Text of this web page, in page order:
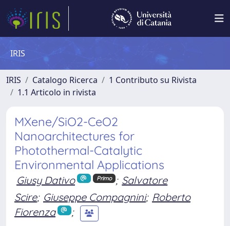
IRIS
IRIS Catalogo Ricerca
1 Contributo su Rivista
1.1 Articolo in rivista
MXene/SiO2-CeO2
Nanoarchitectures for
Photothermal-Catalytic
Environmental Applications
Giusy Dativo Primo ; Salvatore
Scire; Giuseppe Compagnini; Roberto
Fiorenza
;